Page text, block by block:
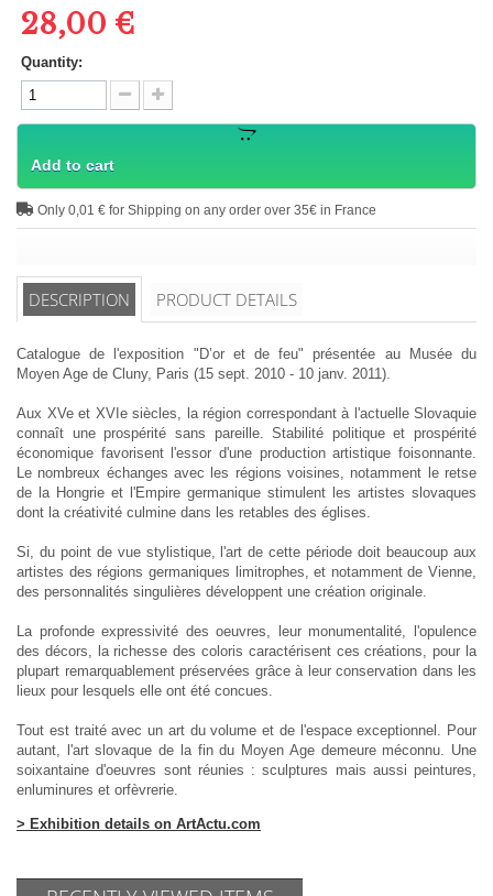
28,00 €
Quantity:
Add to cart
Only 0,01 € for Shipping on any order over 35€ in France
DESCRIPTION PRODUCT DETAILS
Catalogue de l'exposition "D’or et de feu" présentée au Musée du
Moyen Age de Cluny, Paris (15 sept. 2010 - 10 janv. 2011).
Aux XVe et XVIe siècles, la région correspondant à l'actuelle Slovaquie
connaît une prospérité sans pareille. Stabilité politique et prospérité
économique favorisent l'essor d'une production artistique foisonnante.
Le nombreux échanges avec les régions voisines, notamment le retse
de la Hongrie et l'Empire germanique stimulent les artistes slovaques
dont la créativité culmine dans les retables des églises.
Si, du point de vue stylistique, l'art de cette période doit beaucoup aux
artistes des régions germaniques limitrophes, et notamment de Vienne,
des personnalités singulières développent une création originale.
La profonde expressivité des oeuvres, leur monumentalité, l'opulence
des décors, la richesse des coloris caractérisent ces créations, pour la
plupart remarquablement préservées grâce à leur conservation dans les
lieux pour lesquels elle ont été concues.
Tout est traité avec un art du volume et de l'espace exceptionnel. Pour
autant, l'art slovaque de la fin du Moyen Age demeure méconnu. Une
soixantaine d'oeuvres sont réunies : sculptures mais aussi peintures,
enluminures et orfèvrerie.
> Exhibition details on ArtActu.com